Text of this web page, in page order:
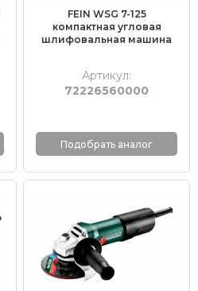
FEIN WSG 7-125
компактная угловая
шлифовальная машина
Артикул:
72226560000
Подобрать аналог